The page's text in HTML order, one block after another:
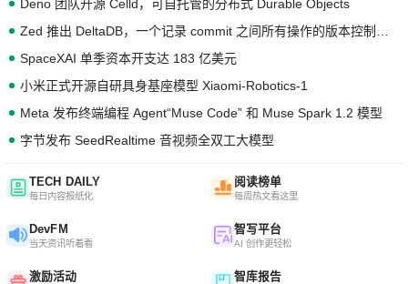
Deno 团队开源 Celld，可自托管的分布式 Durable Objects
SpaceXAI 单季资本开支达 183 亿美元
小米正式开源自研具身基座模型 Xiaomi-Robotics-1
Meta 发布终端编程 Agent“Muse Code” 和 Muse Spark 1.2 模型
字节发布 SeedRealtime 音视频全双工大模型
TECH DAILY
每日内容报纸化
阅读榜单
每周热文看这里
DevFM
当天资讯听着看
智写平台
AI 创作更轻松
激励活动 智库报告